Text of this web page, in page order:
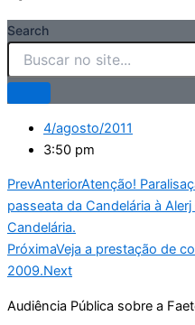
Search
4/agosto/2011
3:50 pm
PrevAnteriorAtenção!
passeata da Candelária à
Candelária.
PróximaVeja a prestação de
2009.Next
Audiência Pública sobre a